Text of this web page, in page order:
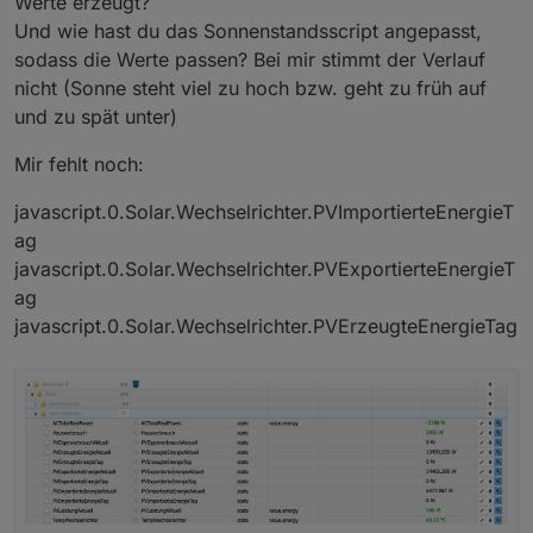
gutem Resultat:
Und wie hast du das Sonnenstandsscript angepasst,
sodass die Werte passen? Bei mir stimmt der Verlauf
nicht (Sonne steht viel zu hoch bzw. geht zu früh auf
und zu spät unter)
Mir fehlt noch:
javascript.0.Solar.Wechselrichter.PVImportierteEnergieT
ag
javascript.0.Solar.Wechselrichter.PVExportierteEnergieT
ag
javascript.0.Solar.Wechselrichter.PVErzeugteEnergieTag